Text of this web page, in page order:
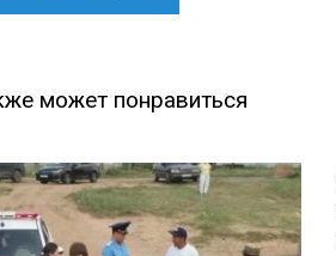
может понравиться